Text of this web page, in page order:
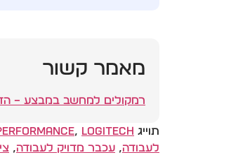
מאמר קשור
רמקולים למחשב במבצע –
תוייג , Logitech פרימיום
לעבודה, עכבר מדויק לעבודה,